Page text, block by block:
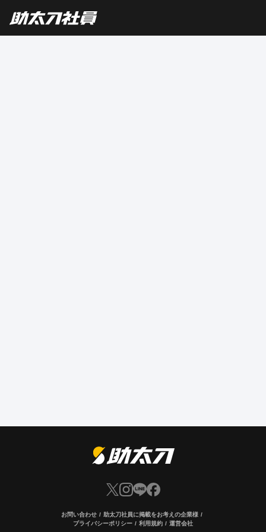
お問い合わせ
助太刀社員に掲載をお考えの企業様
プライバシーポリシー
利用規約 運営会社